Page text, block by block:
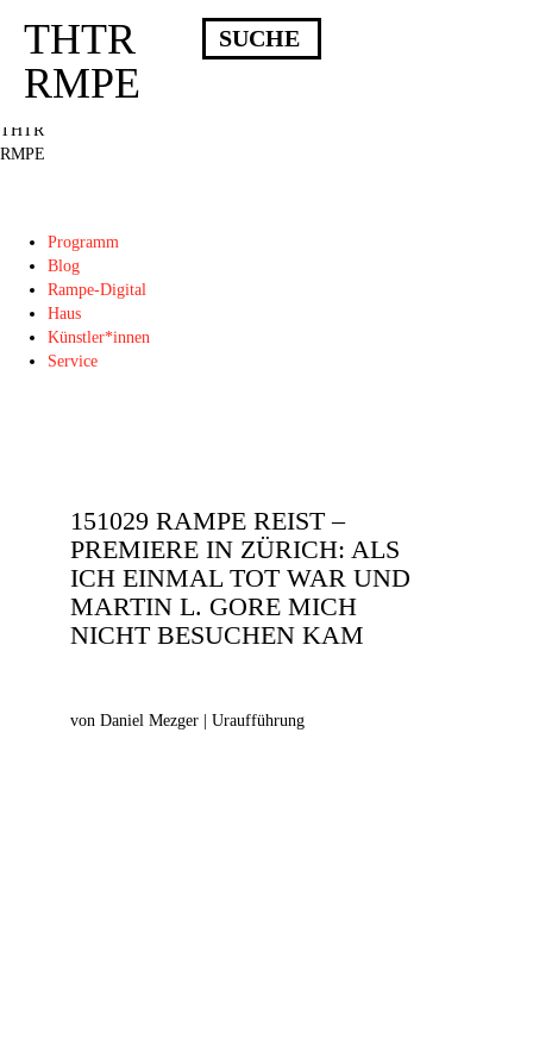
Deprecated : Die Funktion post_permalink ist seit Version 4.4.0 veraltet!
Verwende stattdessen get_permalink(). in
/homepages/10/d43051023/htdocs/wordpress/wp-includes/functions.php
THTR
RMPE
Programm
Blog
Rampe-Digital
Haus
Künstler*innen
Service
THTR
RMPE
151029 RAMPE REIST –
PREMIERE IN ZÜRICH: ALS
ICH EINMAL TOT WAR UND
MARTIN L. GORE MICH
NICHT BESUCHEN KAM
von Daniel Mezger | Uraufführung